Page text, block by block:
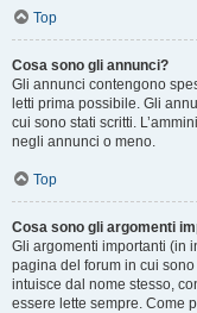
Top
Cosa sono gli annunci?
Gli annunci contengono
letti prima possibile. Gli
cui sono stati scritti.
negli annunci o meno.
Top
Cosa sono gli argomenti
Gli argomenti importanti (in
pagina del forum in cui
intuisce dal nome stesso,
essere lette sempre. Come